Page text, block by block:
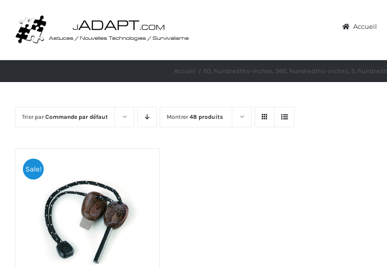
contenu
Accueil
Accueil 60, hundredths-inches, 560, hundredths-inches, 5,
Trier parCommande par défaut Montrer48 produits
Sale!